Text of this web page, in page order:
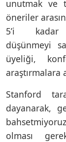
unutmak ve
öneriler
5’i kadar
düşünmeyi
üyeliği,
araştırmalara
Stanford
dayanarak,
olması